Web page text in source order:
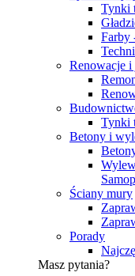
Tynki
Farby
Renowacje
Tynki
Betony i
Ściany mury
Porady
Masz pytania?